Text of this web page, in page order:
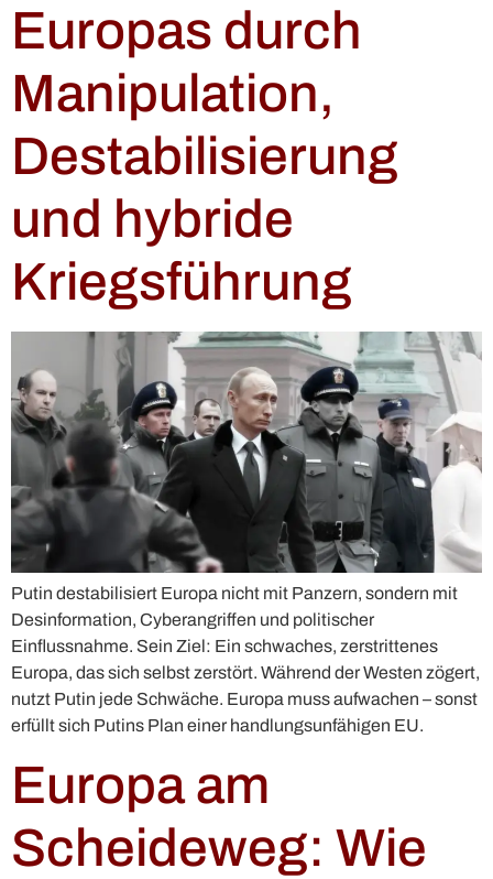
Europas durch
Manipulation,
Destabilisierung
und hybride
Kriegsführung
Putin destabilisiert Europa nicht mit Panzern, sondern mit
Desinformation, Cyberangriffen und politischer
Einflussnahme. Sein Ziel: Ein schwaches, zerstrittenes
Europa, das sich selbst zerstört. Während der Westen zögert,
nutzt Putin jede Schwäche. Europa muss aufwachen – sonst
erfüllt sich Putins Plan einer handlungsunfähigen EU.
Europa am
Scheideweg: Wie